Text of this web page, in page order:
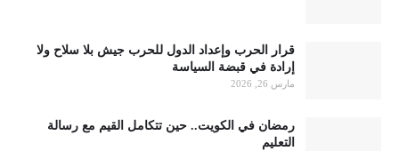
قرار الحرب وإعداد الدول للحرب جيش بلا سلاح ولا
إرادة في قبضة السياسة
مارس 26, 2026
رمضان في الكويت.. حين تتكامل القيم مع رسالة
التعليم